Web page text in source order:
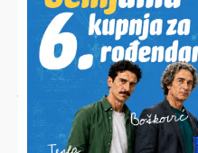
JESTE LI ZNALI?
Ana desetljećima priprema
otkrila svoj jednostavni